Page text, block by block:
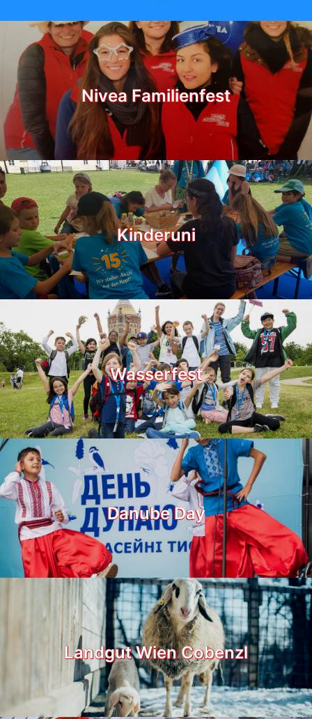
Nivea Familienfest
Kinderuni
Wasserfest
Danube Day
Landgut Wien Cobenzl